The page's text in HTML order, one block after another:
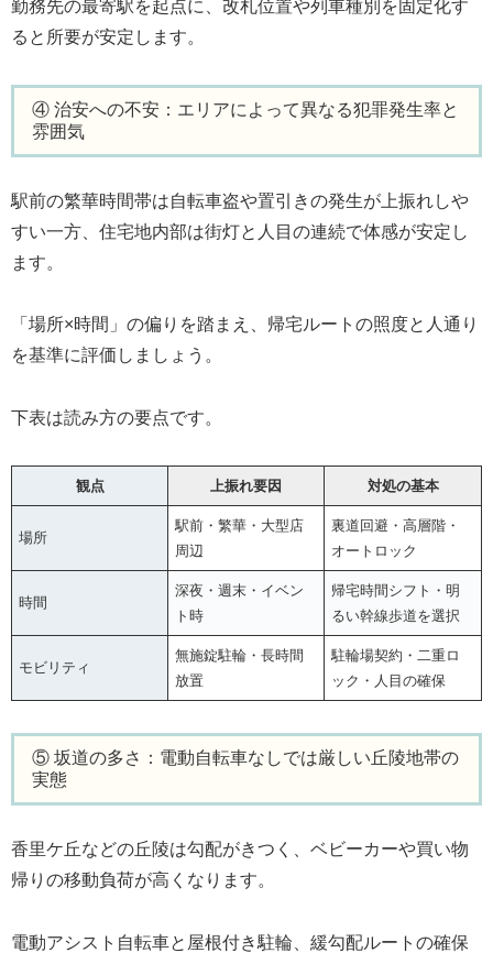
勤務先の最寄駅を起点に、改札位置や列車種別を固定化す
ると所要が安定します。
④ 治安への不安：エリアによって異なる犯罪発生率と
雰囲気
駅前の繁華時間帯は自転車盗や置引きの発生が上振れしや
すい一方、住宅地内部は街灯と人目の連続で体感が安定し
ます。
「場所×時間」の偏りを踏まえ、帰宅ルートの照度と人通り
を基準に評価しましょう。
下表は読み方の要点です。
観点 上振れ要因 対処の基本
場所
駅前・繁華・大型店
周辺
裏道回避・高層階・
オートロック
時間
深夜・週末・イベン
ト時
帰宅時間シフト・明
るい幹線歩道を選択
モビリティ
無施錠駐輪・長時間
放置
駐輪場契約・二重ロ
ック・人目の確保
⑤ 坂道の多さ：電動自転車なしでは厳しい丘陵地帯の
実態
香里ケ丘などの丘陵は勾配がきつく、ベビーカーや買い物
帰りの移動負荷が高くなります。
電動アシスト自転車と屋根付き駐輪、緩勾配ルートの確保